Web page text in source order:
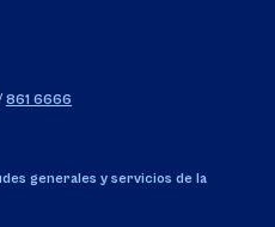
861 6666
generales y servicios de la